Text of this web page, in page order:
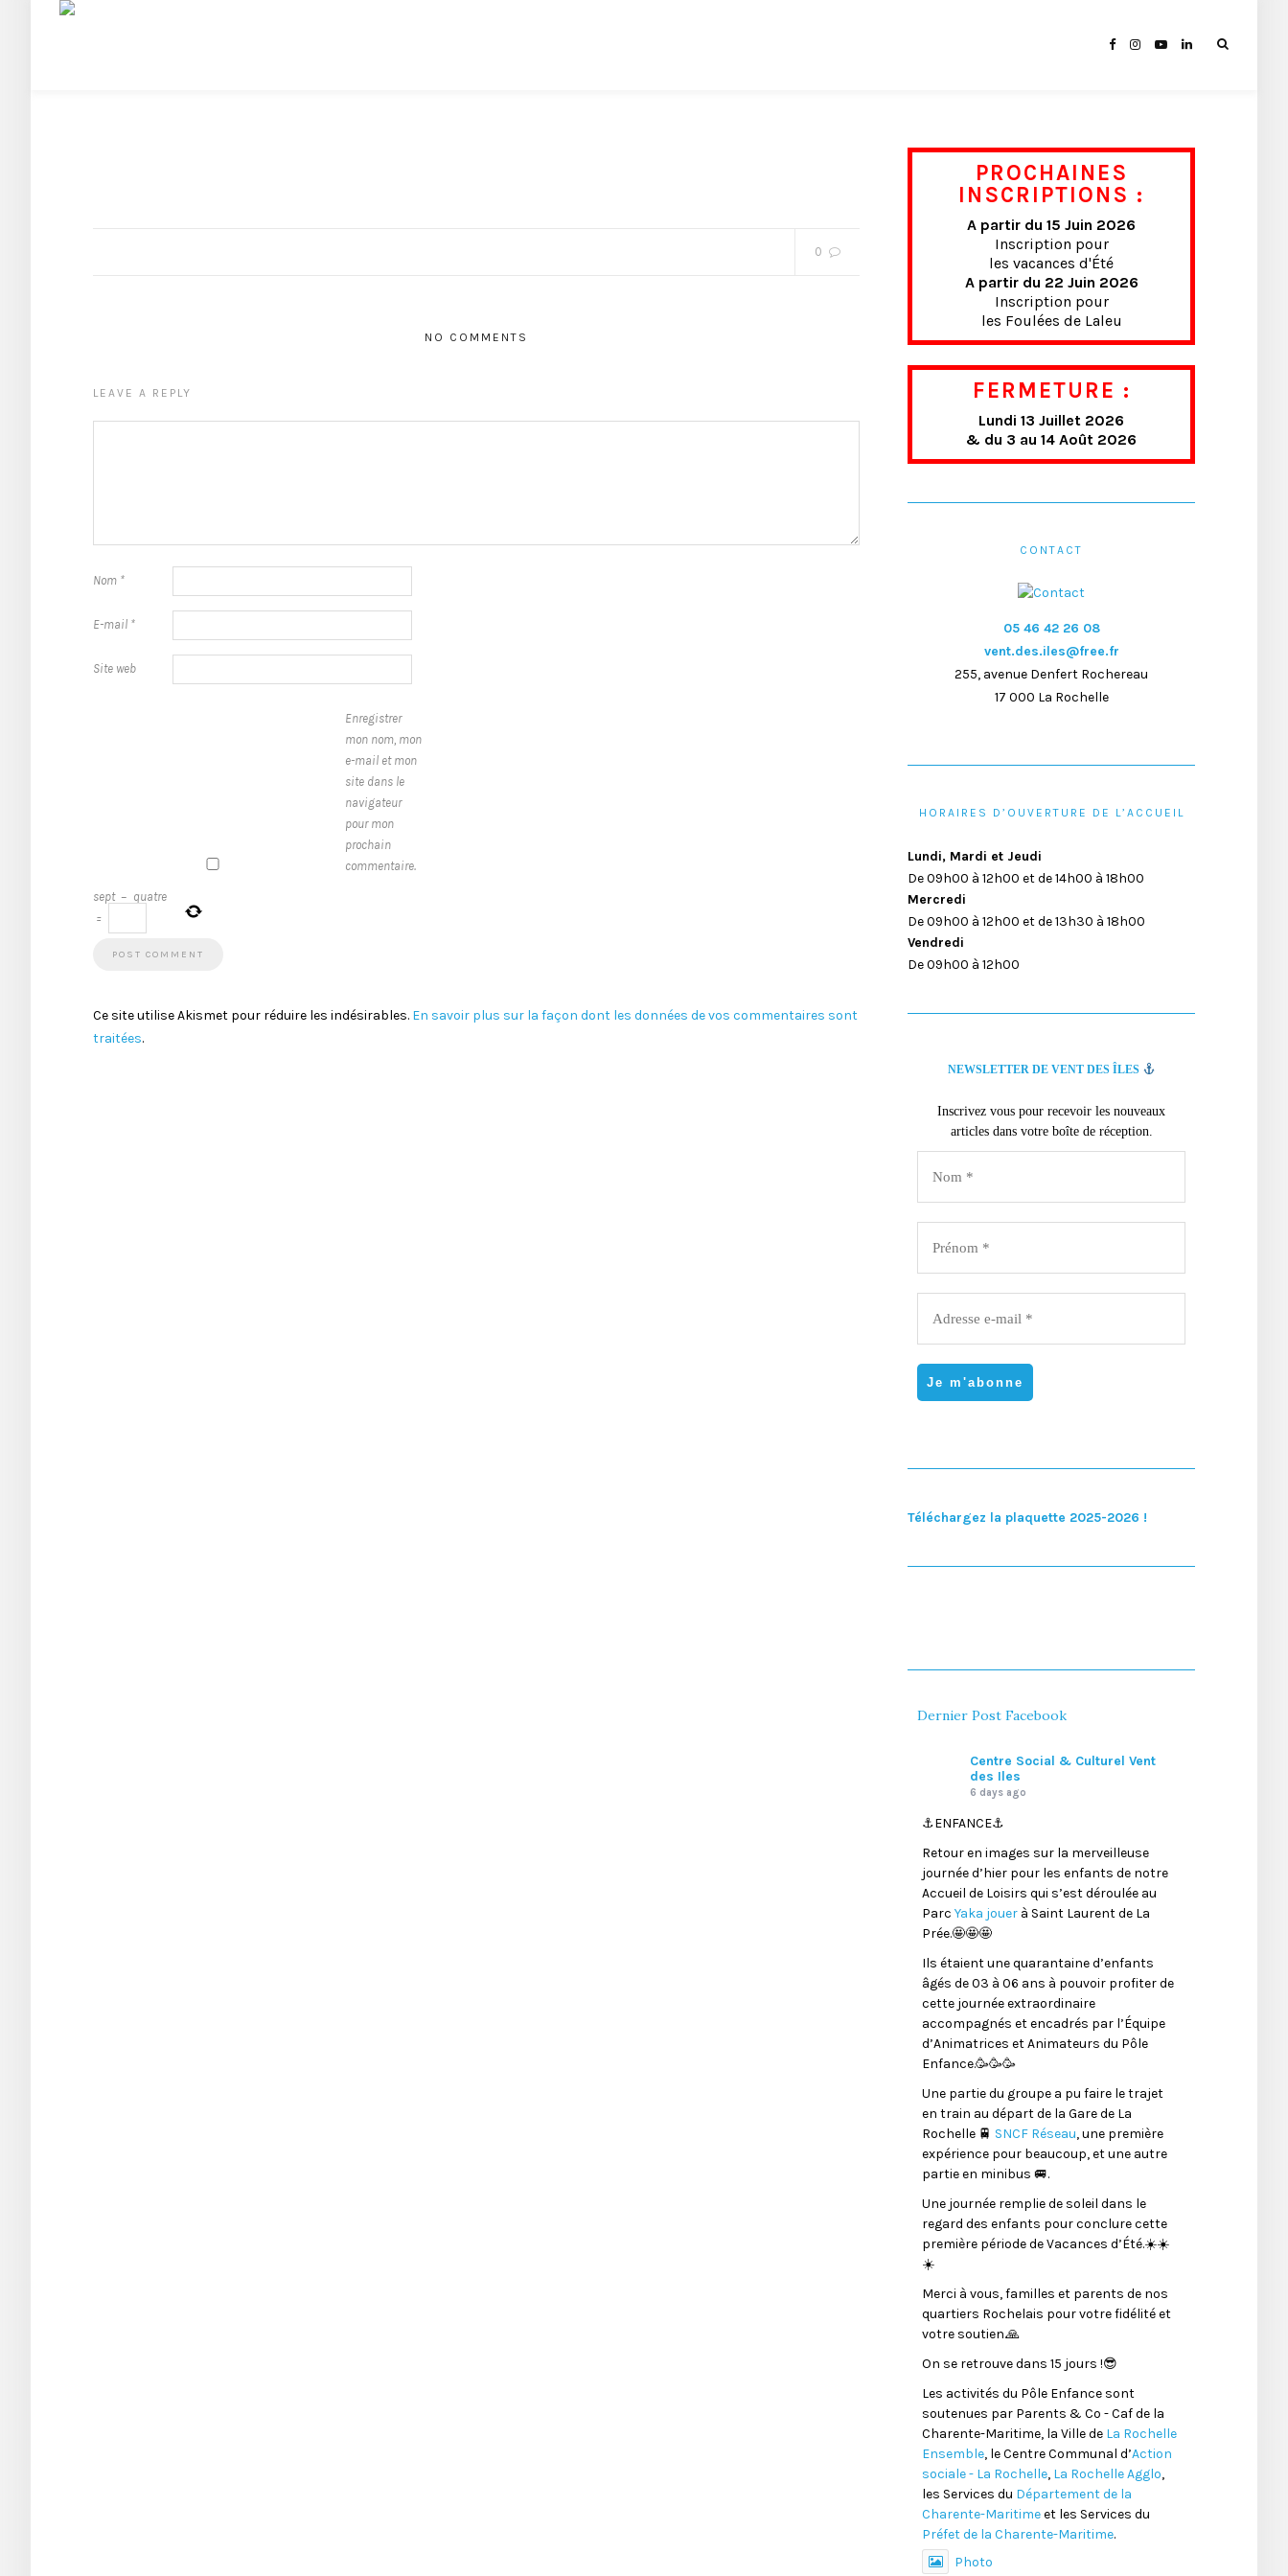
0
NO COMMENTS
LEAVE A REPLY
Nom *
E-mail *
Site web
Enregistrer
mon nom, mon
e-mail et mon
site dans le
navigateur
pour mon
prochain
commentaire.
sept − quatre
=
Ce site utilise Akismet pour réduire les indésirables. En savoir plus sur la façon dont les données de vos commentaires sont
traitées.
PROCHAINES
INSCRIPTIONS :
A partir du 15 Juin 2026
Inscription pour
les vacances d'Été
A partir du 22 Juin 2026
Inscription pour
les Foulées de Laleu
FERMETURE :
Lundi 13 Juillet 2026
& du 3 au 14 Août 2026
CONTACT
05 46 42 26 08
vent.des.iles@free.fr
255, avenue Denfert Rochereau
17 000 La Rochelle
HORAIRES D’OUVERTURE DE L’ACCUEIL
Lundi, Mardi et Jeudi
De 09h00 à 12h00 et de 14h00 à 18h00
Mercredi
De 09h00 à 12h00 et de 13h30 à 18h00
Vendredi
De 09h00 à 12h00
NEWSLETTER DE VENT DES ÎLES
Inscrivez vous pour recevoir les nouveaux
articles dans votre boîte de réception.
Téléchargez la plaquette 2025-2026 !
Dernier Post Facebook
Centre Social & Culturel Vent
des Iles
6 days ago
⚓️ENFANCE⚓️
Retour en images sur la merveilleuse
journée d’hier pour les enfants de notre
Accueil de Loisirs qui s’est déroulée au
Parc Yaka jouer à Saint Laurent de La
Prée.🤩🤩🤩
Ils étaient une quarantaine d’enfants
âgés de 03 à 06 ans à pouvoir profiter de
cette journée extraordinaire
accompagnés et encadrés par l’Équipe
d’Animatrices et Animateurs du Pôle
Enfance.🥳🥳🥳
Une partie du groupe a pu faire le trajet
en train au départ de la Gare de La
Rochelle 🚆 SNCF Réseau, une première
expérience pour beaucoup, et une autre
partie en minibus 🚐.
Une journée remplie de soleil dans le
regard des enfants pour conclure cette
première période de Vacances d’Été.☀️☀️
☀️
Merci à vous, familles et parents de nos
quartiers Rochelais pour votre fidélité et
votre soutien.🙏
On se retrouve dans 15 jours !😎
Les activités du Pôle Enfance sont
soutenues par Parents & Co - Caf de la
Charente-Maritime, la Ville de La Rochelle
Ensemble, le Centre Communal d’Action
sociale - La Rochelle, La Rochelle Agglo,
les Services du Département de la
Charente-Maritimeet les Services du
Préfet de la Charente-Maritime.
Photo